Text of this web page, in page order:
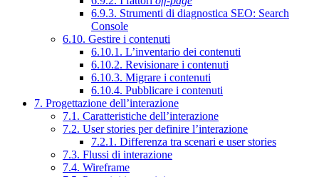
6.9.3. Strumenti di diagnostica SEO: Search
Console
6.10. Gestire i contenuti
6.10.1. L’inventario dei contenuti
6.10.2. Revisionare i contenuti
6.10.3. Migrare i contenuti
6.10.4. Pubblicare i contenuti
7. Progettazione dell’interazione
7.1. Caratteristiche dell’interazione
7.2. User stories per definire l’interazione
7.2.1. Differenza tra scenari e user stories
7.3. Flussi di interazione
7.4. Wireframe